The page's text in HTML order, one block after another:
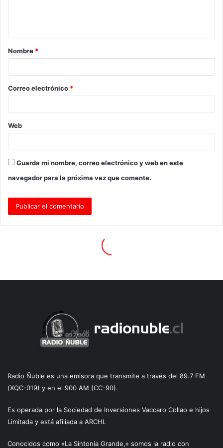
Radio Ñuble es una emisora que transmite a través del 89.7 FM
(XQC-019) y en el 900 AM (CC-90).
Es operada por la Sociedad de Inversiones Vaccaro Collao e hijos
Limitada y está afiliada a ARCHI.
Conocidos como «La Sintonía Grande,» somos la radio con